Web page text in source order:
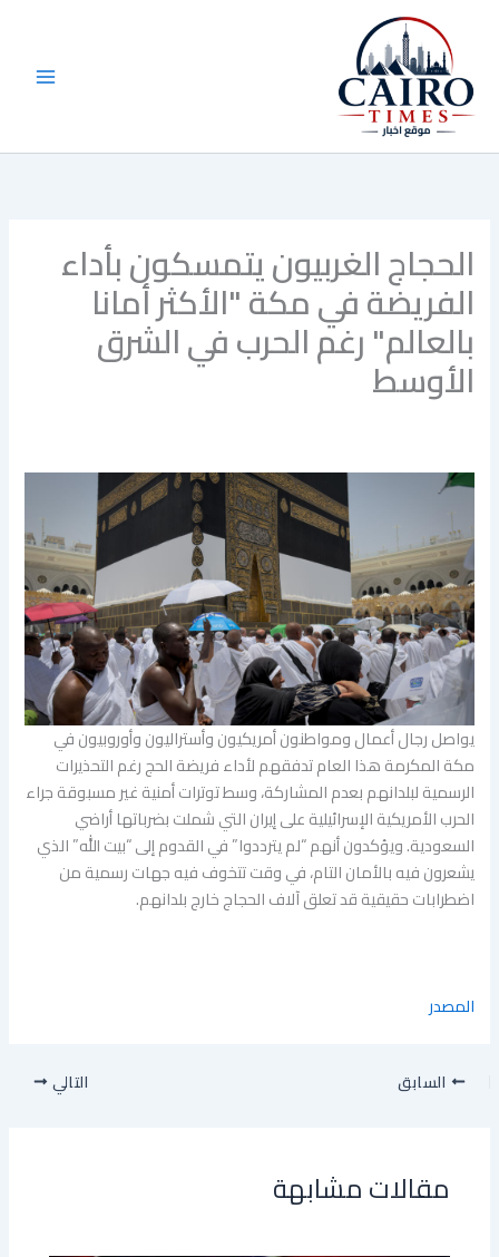
المحتوى
الحجاج الغربيون يتمسكون بأداء
الفريضة في مكة "الأكثر أمانا
بالعالم" رغم الحرب في الشرق
الأوسط
يواصل رجال أعمال ومواطنون أمريكيون وأستراليون وأوروبيون في
مكة المكرمة هذا العام تدفقهم لأداء فريضة الحج رغم التحذيرات
الرسمية لبلدانهم بعدم المشاركة، وسط توترات أمنية غير مسبوقة جراء
الحرب الأمريكية الإسرائيلية على إيران التي شملت بضرباتها أراضي
السعودية. ويؤكدون أنهم “لم يترددوا” في القدوم إلى “بيت الله” الذي
يشعرون فيه بالأمان التام، في وقت تتخوف فيه جهات رسمية من
اضطرابات حقيقية قد تعلق آلاف الحجاج خارج بلدانهم.
المصدر
السابق التالي
مقالات مشابهة